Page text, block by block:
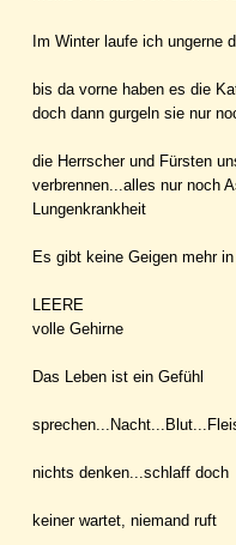
Im Winter laufe ich ungerne
bis da vorne haben es die
doch dann gurgeln sie nur
die Herrscher und Fürsten
verbrennen...alles nur noch
Lungenkrankheit
Es gibt keine Geigen mehr
LEERE
volle Gehirne
Das Leben ist ein Gefühl
nichts denken...schlaff doch
keiner wartet, niemand ruft